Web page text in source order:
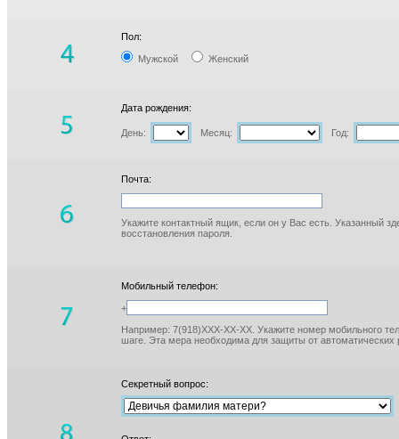
Пол:
Мужской Женский
Дата рождения:
День: Месяц: Год:
Почта:
Укажите контактный ящик, если он у Вас есть. Указанный
восстановления пароля.
Мобильный телефон:
+
Например: 7(918)XXX-XX-XX. Укажите номер мобильного
шаге. Эта мера необходима для защиты от автоматических
Секретный вопрос: